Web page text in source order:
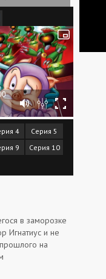
4
Серия 5
9
Серия 10
в заморозке
Игнатиус и не
на